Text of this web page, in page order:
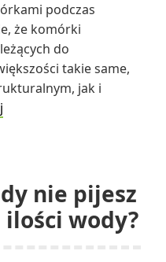
podczas
że komórki
do
takie same,
jak i
rzeczy
w
teorii
nie pijesz
wody?